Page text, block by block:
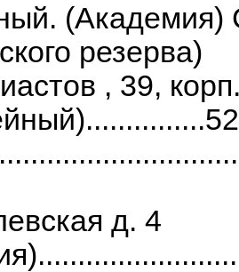
резерва)
, 39,
д. 4